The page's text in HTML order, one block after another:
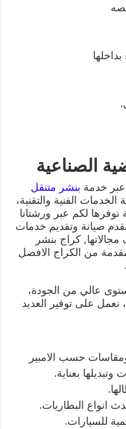
الصناعية
عبر خدمة بنشر متنقل
الفنية والتقنية،
لكم عبر ورشتانا
صيانة وتقديم خدمات
كراج بنشر
من الكراج الافضل
عالي من الجودة،
نعمل على توفير العديد
حسب الامبير
بعناية.
انواع البطاريات.
للسيارات.